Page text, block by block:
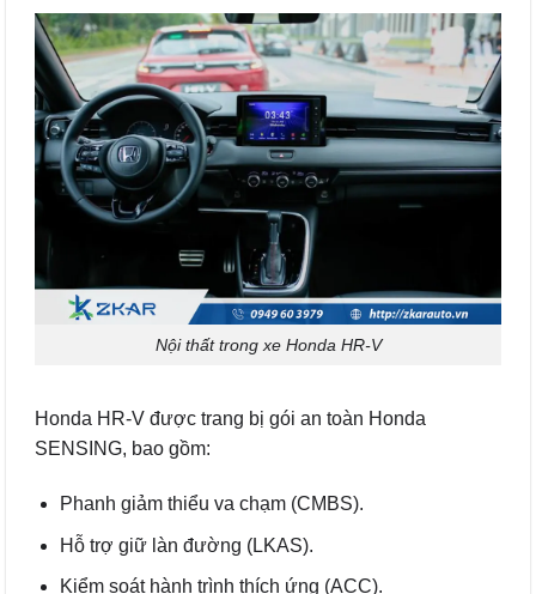
Nội thất trong xe Honda HR-V
Honda HR-V được trang bị gói an toàn Honda
SENSING, bao gồm:
Phanh giảm thiểu va chạm (CMBS).
Hỗ trợ giữ làn đường (LKAS).
Kiểm soát hành trình thích ứng (ACC).